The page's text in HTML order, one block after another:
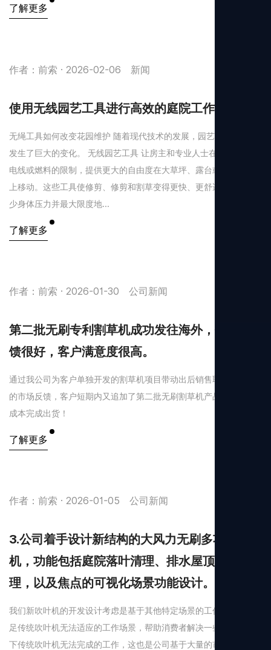
了解更多
作者：前索 · 2026-02-06 新闻
使用无线园艺工具进行高效的庭院工作
无绳工具如何改变花园维护 随着现代技术的发展，园艺和景观美化
发生了巨大的变化。 无线园艺工具 让房主和专业人士在工作时不受
电线或燃料的限制，提供更大的自由度在大草坪、露台或屋顶花园
上移动。这些工具使修剪、修剪和割草变得更快、更舒适，同时减
少身体压力并最大限度地...
了解更多
作者：前索 · 2026-01-30 公司新闻
第二批无刷专利割草机成功发往海外，销售反
馈很好，客户满意度很高。
通过我公司为客户单独开发的割草机项目带动出后销售取得了良好
的市场反馈，客户短期内又追加了第二批无刷割草机产品，并要求
成本完成出货！
了解更多
作者：前索 · 2026-01-05 公司新闻
3.公司着手设计新结构的大风力无刷多功能吹叶
机，功能包括庭院落叶清理、排水屋顶渠清
理，以及焦点的可视化场景功能设计。
我们新吹叶机的开发设计考虑是基于其他特定场景的工作需求，满
足传统吹叶机无法适应的工作场景，帮助消费者解决一些特定场景
下传统吹叶机无法完成的工作，这也是公司基于大量的市场研究以